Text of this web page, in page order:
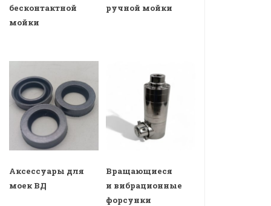
бесконтактной
мойки
ручной мойки
Аксессуары для
моек ВД
Вращающиеся
и вибрационные
форсунки